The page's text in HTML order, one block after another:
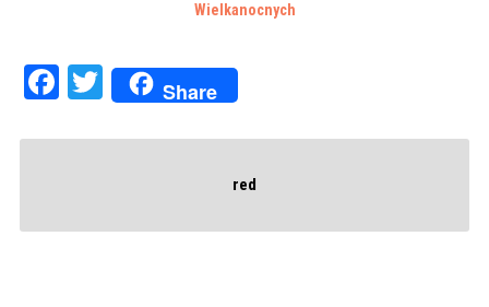
Wielkanocnych
Facebook
Twitter
Share
red